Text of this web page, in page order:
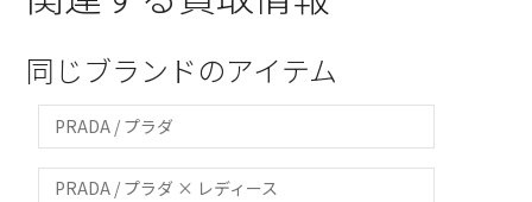
同じブランドのアイテム
PRADA / プラダ
PRADA / プラダ × レディース